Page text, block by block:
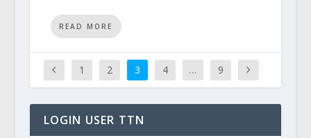
READ MORE
1 2 3 4 … 9
LOGIN USER TTN